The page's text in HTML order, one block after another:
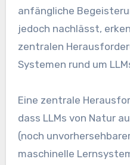
anfängliche
jedoch nachlässt,
zentralen
Systemen rund um
Eine zentrale
dass LLMs von Natur
(noch
maschinelle